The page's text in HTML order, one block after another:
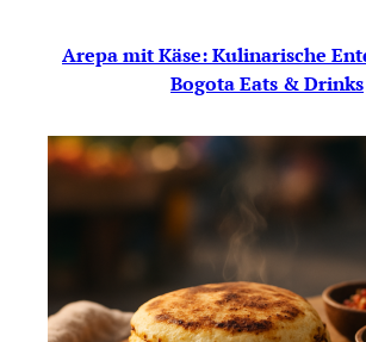
Arepa mit Käse: Kulinarische
Bogota Eats & Drinks